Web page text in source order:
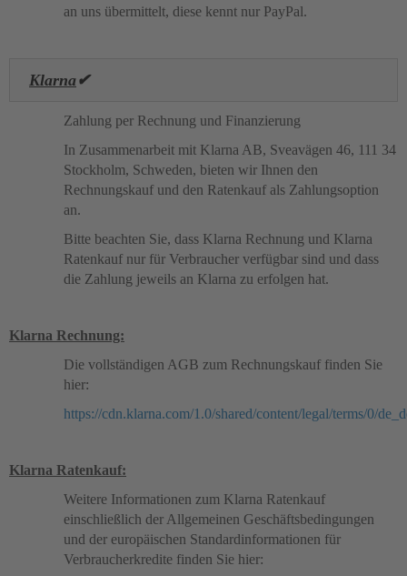
an uns übermittelt, diese kennt nur PayPal.
Klarna✔
Zahlung per Rechnung und Finanzierung
In Zusammenarbeit mit Klarna AB, Sveavägen 46, 111 34
Stockholm, Schweden, bieten wir Ihnen den
Rechnungskauf und den Ratenkauf als Zahlungsoption
an.
Bitte beachten Sie, dass Klarna Rechnung und Klarna
Ratenkauf nur für Verbraucher verfügbar sind und dass
die Zahlung jeweils an Klarna zu erfolgen hat.
Klarna Rechnung:
Die vollständigen AGB zum Rechnungskauf finden Sie
hier:
https://cdn.klarna.com/1.0/shared/content/legal/terms/0/
Klarna Ratenkauf:
Weitere Informationen zum Klarna Ratenkauf
einschließlich der Allgemeinen Geschäftsbedingungen
und der europäischen Standardinformationen für
Verbraucherkredite finden Sie hier: